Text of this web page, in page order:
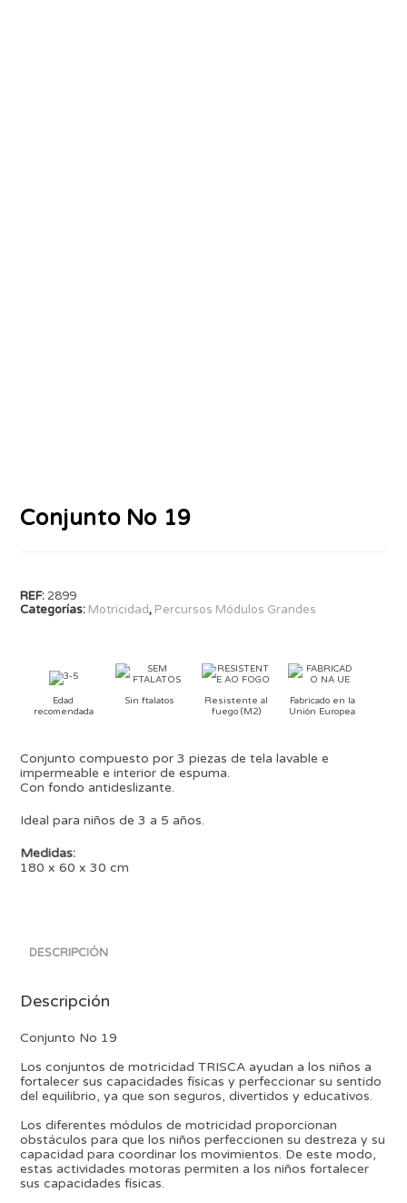
Conjunto No 19
REF: 2899
Categorías: Motricidad, Percursos Módulos Grandes
Edad
recomendada
Sin ftalatos
Resistente al
fuego (M2)
Fabricado en la
Unión Europea
Conjunto compuesto por 3 piezas de tela lavable e
impermeable e interior de espuma.
Con fondo antideslizante.
Ideal para niños de 3 a 5 años.
Medidas:
180 x 60 x 30 cm
DESCRIPCIÓN
Descripción
Conjunto No 19
Los conjuntos de motricidad TRISCA ayudan a los niños a
fortalecer sus capacidades físicas y perfeccionar su sentido
del equilibrio, ya que son seguros, divertidos y educativos.
Los diferentes módulos de motricidad proporcionan
obstáculos para que los niños perfeccionen su destreza y su
capacidad para coordinar los movimientos. De este modo,
estas actividades motoras permiten a los niños fortalecer
sus capacidades físicas.